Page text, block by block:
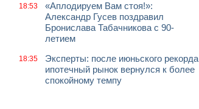
18:53
«Аплодируем Вам стоя!»:
Александр Гусев поздравил
Бронислава Табачникова с 90-
летием
18:35
Эксперты: после июньского рекорда
ипотечный рынок вернулся к более
спокойному темпу